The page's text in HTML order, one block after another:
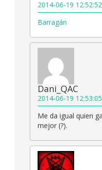
2014-06-19 12:52:52
Barragán
Dani_QAC
2014-06-19 12:53:05
Me da igual quien
mejor (?).